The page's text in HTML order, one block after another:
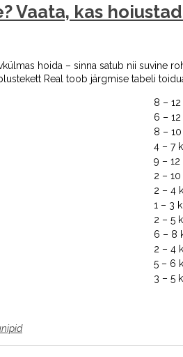
Vaata, kas
hoida – sinna satub nii suvine
Real toob järgmise tabeli
8 –
6 –
8 –
4 – 7
9 – 12
2 –
2 – 4
1 – 3
2 – 5
6 – 8
2 – 4
5 – 6
3 – 5